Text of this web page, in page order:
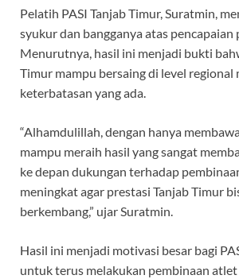
Pelatih PASI Tanjab Timur, Suratmin,
syukur dan bangganya atas pencapaian
Menurutnya, hasil ini menjadi bukti
Timur mampu bersaing di level regional
keterbatasan yang ada.
“Alhamdulillah, dengan hanya
mampu meraih hasil yang sangat
ke depan dukungan terhadap
meningkat agar prestasi Tanjab Timur
berkembang,” ujar Suratmin.
Hasil ini menjadi motivasi besar bagi
untuk terus melakukan pembinaan atlet